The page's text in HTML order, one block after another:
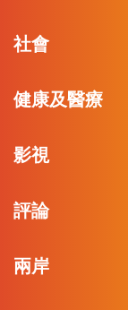
社會
健康及醫療
影視
評論
兩岸